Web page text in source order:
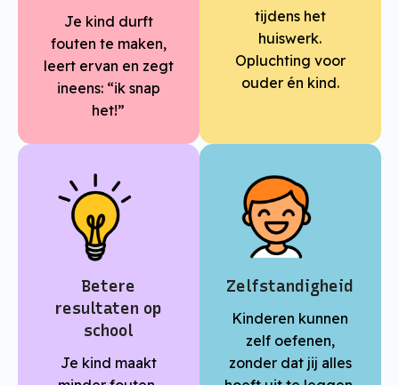
Je kind durft
fouten te maken,
leert ervan en zegt
ineens: “ik snap
het!”
tijdens het
huiswerk.
Opluchting voor
ouder én kind.
Betere
resultaten op
school
Je kind maakt
Zelfstandigheid
Kinderen kunnen
zelf oefenen,
zonder dat jij alles